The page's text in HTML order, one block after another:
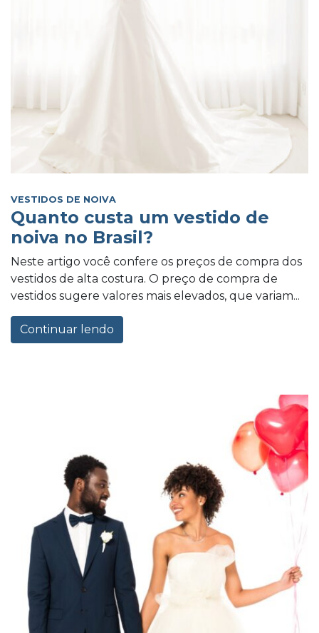
VESTIDOS DE NOIVA
Quanto custa um vestido de
noiva no Brasil?
Neste artigo você confere os preços de compra dos
vestidos de alta costura. O preço de compra de
vestidos sugere valores mais elevados, que variam...
Continuar lendo